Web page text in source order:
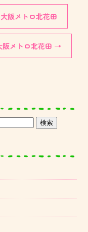
阪メトロ北花田
メトロ北花田 →